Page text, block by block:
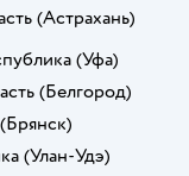
(Астрахань)
(Уфа)
(Белгород)
(Брянск)
(Улан-Удэ)